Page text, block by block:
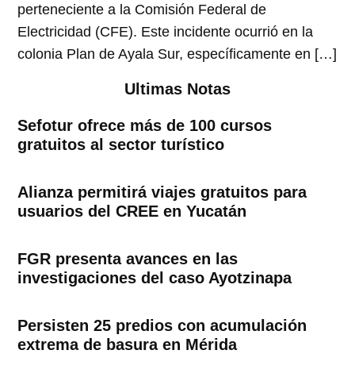
perteneciente a la Comisión Federal de
Electricidad (CFE). Este incidente ocurrió en la
colonia Plan de Ayala Sur, específicamente en […]
Ultimas Notas
Sefotur ofrece más de 100 cursos
gratuitos al sector turístico
Alianza permitirá viajes gratuitos para
usuarios del CREE en Yucatán
FGR presenta avances en las
investigaciones del caso Ayotzinapa
Persisten 25 predios con acumulación
extrema de basura en Mérida